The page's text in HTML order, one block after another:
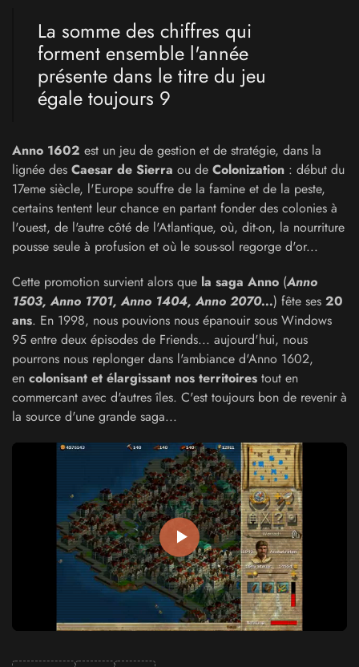
La somme des chiffres qui
forment ensemble l'année
présente dans le titre du jeu
égale toujours 9
Anno 1602 est un jeu de gestion et de stratégie, dans la
lignée des Caesar de Sierra ou de Colonization : début du
17eme siècle, l'Europe souffre de la famine et de la peste,
certains tentent leur chance en partant fonder des colonies à
l'ouest, de l'autre côté de l'Atlantique, où, dit-on, la nourriture
pousse seule à profusion et où le sous-sol regorge d'or...
Cette promotion survient alors que la saga Anno (Anno
1503, Anno 1701, Anno 1404, Anno 2070...) fête ses 20
ans. En 1998, nous pouvions nous épanouir sous Windows
95 entre deux épisodes de Friends... aujourd'hui, nous
pourrons nous replonger dans l'ambiance d'Anno 1602,
en colonisant et élargissant nos territoires tout en
commercant avec d'autres îles. C'est toujours bon de revenir à
la source d'une grande saga...